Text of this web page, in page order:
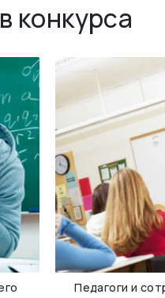
конкурса
Педагоги и